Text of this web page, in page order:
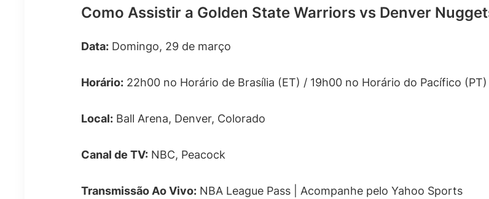
Como Assistir a Golden State Warriors vs Denver
Data: Domingo, 29 de março
Horário: 22h00 no Horário de Brasília (ET) / 19h00 no Horário do Pacífico (PT)
Local: Ball Arena, Denver, Colorado
Canal de TV: NBC, Peacock
Transmissão Ao Vivo: NBA League Pass | Acompanhe pelo Yahoo Sports